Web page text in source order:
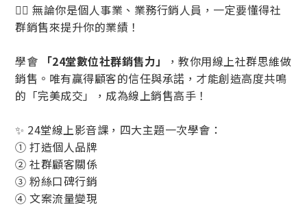
👉🏻 無論你是個人事業、業務行銷人員，一定要懂得社
群銷售來提升你的業績！
學會 「24堂數位社群銷售力」
，教你用線上社群思維做
銷售。唯有贏得顧客的信任與承諾，才能創造高度共鳴
的「完美成交」，成為線上銷售高手！
✨ 24堂線上影音課，四大主題一次學會：
① 打造個人品牌
② 社群顧客關係
③ 粉絲口碑行銷
④ 文案流量變現